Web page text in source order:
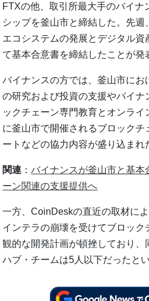
FTXの他、取引所最大手のバイナ
シップを釜山市と締結した。先
エコシステムの発展とデジタル資
て基本合意書を締結したことが発
バイナンスの方では、釜山市に
の研究および投資の支援やバイナ
ックチェーン専門教育とオンラ
に釜山市で開催されるブロック
ートなどの協力内容が盛り込まれ
関連 ：バイナンスが釜山市と基本
ーン関連の支援提供へ
一方、CoinDeskの直近の取材に
インテラの崩壊を受けてブロッ
観的な開発計画が頓挫しており、
ハブ・チームは5人以下だったとい